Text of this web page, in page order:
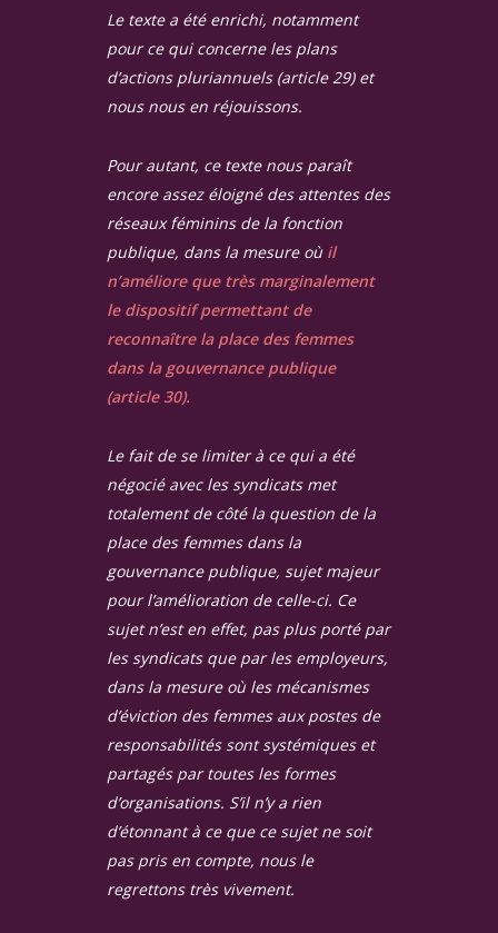
Le texte a été enrichi, notamment
pour ce qui concerne les plans
d’actions pluriannuels (article 29) et
nous nous en réjouissons.
Pour autant, ce texte nous paraît
encore assez éloigné des attentes des
réseaux féminins de la fonction
publique, dans la mesure où il
n’améliore que très marginalement
le dispositif permettant de
reconnaître la place des femmes
dans la gouvernance publique
(article 30).
Le fait de se limiter à ce qui a été
négocié avec les syndicats met
totalement de côté la question de la
place des femmes dans la
gouvernance publique, sujet majeur
pour l’amélioration de celle-ci. Ce
sujet n’est en effet, pas plus porté par
les syndicats que par les employeurs,
dans la mesure où les mécanismes
d’éviction des femmes aux postes de
responsabilités sont systémiques et
partagés par toutes les formes
d’organisations. S’il n’y a rien
d’étonnant à ce que ce sujet ne soit
pas pris en compte, nous le
regrettons très vivement.